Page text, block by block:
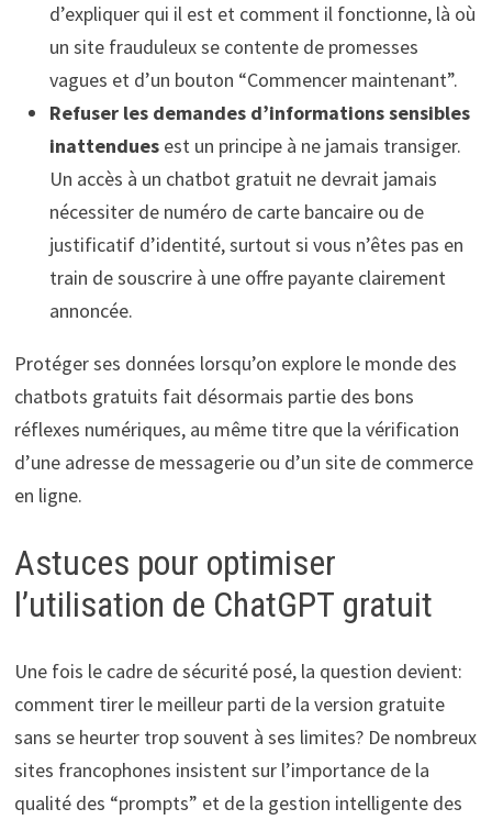
d’expliquer qui il est et comment il fonctionne, là où
un site frauduleux se contente de promesses
vagues et d’un bouton “Commencer maintenant”.
Refuser les demandes d’informations sensibles
inattenduesest un principe à ne jamais transiger.
Un accès à un chatbot gratuit ne devrait jamais
nécessiter de numéro de carte bancaire ou de
justificatif d’identité, surtout si vous n’êtes pas en
train de souscrire à une offre payante clairement
annoncée.
Protéger ses données lorsqu’on explore le monde des
chatbots gratuits fait désormais partie des bons
réflexes numériques, au même titre que la vérification
d’une adresse de messagerie ou d’un site de commerce
en ligne.
Astuces pour optimiser
l’utilisation de ChatGPT gratuit
Une fois le cadre de sécurité posé, la question devient:
comment tirer le meilleur parti de la version gratuite
sans se heurter trop souvent à ses limites? De nombreux
sites francophones insistent sur l’importance de la
qualité des “prompts” et de la gestion intelligente des